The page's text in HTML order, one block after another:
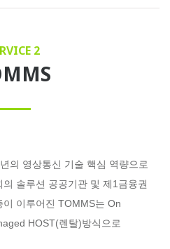
2
의 영상통신 기술 핵심 역량으로
솔루션 공공기관 및 제1금융권
이루어진 TOMMS는 On
HOST(렌탈)방식으로